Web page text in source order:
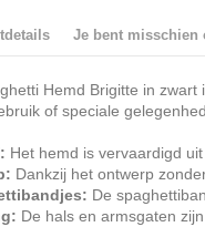
Je bent misschien
Hemd Brigitte in
of speciale
Het hemd is vervaardigd
Dankzij het ontwerp
De
De hals en armsgaten